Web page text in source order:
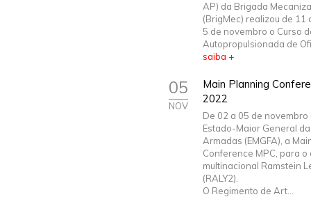
AP) da Brigada
(BrigMec) realizou de 11
5 de novembro o Curso
Autopropulsionada de
saiba +
05
NOV
Main Planning
2022
De 02 a 05 de
Estado-Maior General
Armadas (EMGFA), a
Conference MPC, para o
multinacional Ramstein
(RALY2).
O Regimento de Art...